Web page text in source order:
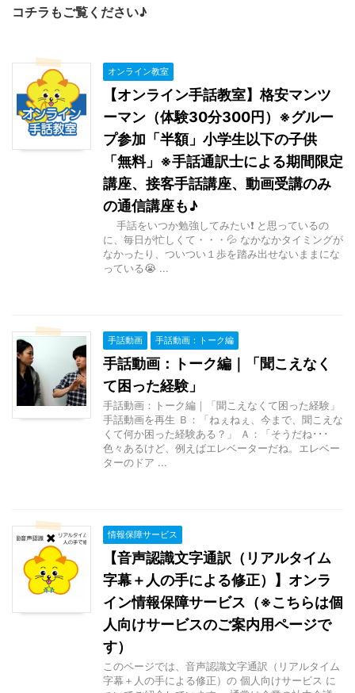
コチラもご覧ください♪
オンライン教室
【オンライン手話教室】格安マンツ
ーマン（体験30分300円）※グルー
プ参加「半額」小学生以下の子供
「無料」※手話通訳士による期間限定
講座、接客手話講座、動画受講のみ
の通信講座も♪
手話をいつか勉強してみたい❗ と思っているの
に、毎日が忙しくて・・・💦 なかなかタイミングが
なかったり、ついつい１歩を踏み出せないままにな
っている😭 ...
手話動画 手話動画：トーク編
手話動画：トーク編｜「聞こえなく
て困った経験」
手話動画：トーク編｜「聞こえなくて困った経験」
手話動画を再生 Ｂ：「ねぇねぇ、今まで、聞こえな
くて何か困った経験ある？」 Ａ：「そうだね･･･
色々あるけど、例えばエレベーターだね。エレベー
ターのドア ...
情報保障サービス
【音声認識文字通訳（リアルタイム
字幕＋人の手による修正）】オンラ
イン情報保障サービス（※こちらは個
人向けサービスのご案内用ページで
す）
このページでは、音声認識文字通訳（リアルタイム
字幕＋人の手による修正）の 個人向けサービス に